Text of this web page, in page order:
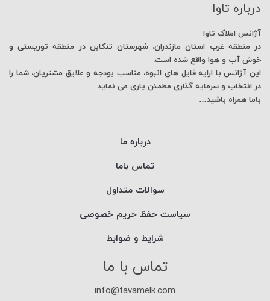
درباره تاوا
آژانس املاک تاوا
در منطقه غرب استان مازندران، شهرستان تنکابن در منطقه توریستی و
خوش آب و هوا واقع شده است.
این آژانس با ارایه فایل های انبوه، مناسب بودجه و علایق مشتریان، شما را
در انتخاب و سرمایه گذاری مطمئن یاری می نماید
باما همراه باشید…
درباره ما
تماس باما
سوالات متداول
سیاست حفظ حریم خصوصی
شرایط و ضوابط
تماس با ما
info@tavamelk.com